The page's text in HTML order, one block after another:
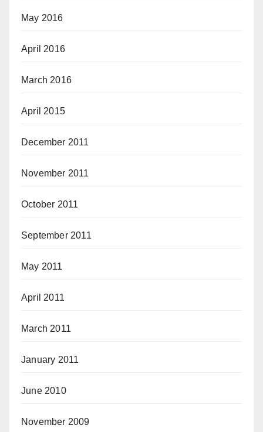
May 2016
April 2016
March 2016
April 2015
December 2011
November 2011
October 2011
September 2011
May 2011
April 2011
March 2011
January 2011
June 2010
November 2009